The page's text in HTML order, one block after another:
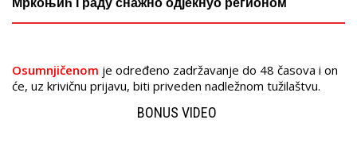
Мркоњић Граду снажно одјекнуо регионом
Osumnjičenom je određeno zadržavanje do 48 časova i on
će, uz krivičnu prijavu, biti priveden nadležnom tužilaštvu.
BONUS VIDEO